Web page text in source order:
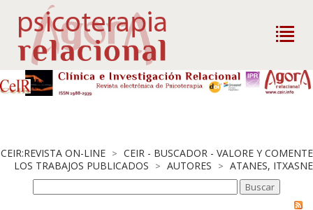
CEIR:REVISTA ON-LINE > CEIR - BUSCADOR - VALORE Y COMENTE
LOS TRABAJOS PUBLICADOS > AUTORES > ATANES, ITXASNE